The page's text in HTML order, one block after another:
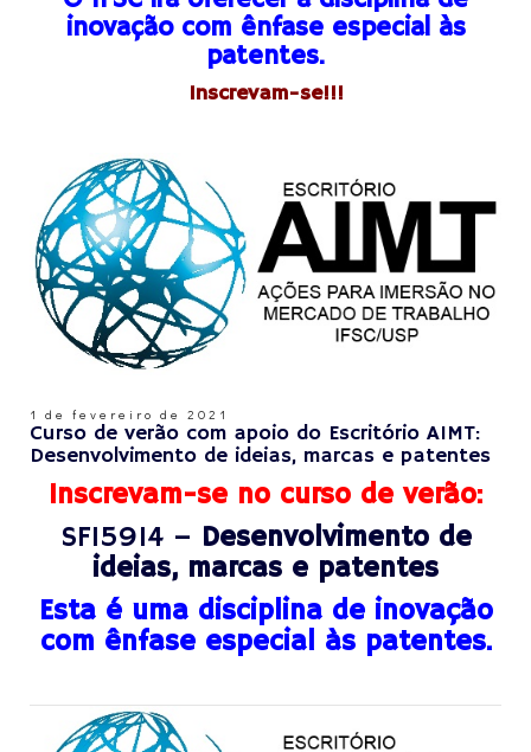
inovação com ênfase especial às
patentes.
Inscrevam-se!!!
1 de fevereiro de 2021
Curso de verão com apoio do Escritório AIMT:
Desenvolvimento de ideias, marcas e patentes
Inscrevam-se no curso de verão:
SFI5914 – Desenvolvimento de
ideias, marcas e patentes
Esta é uma disciplina de inovação
com ênfase especial às patentes.